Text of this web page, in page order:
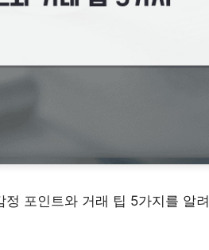
포인트와 거래 팁 5가지를 알